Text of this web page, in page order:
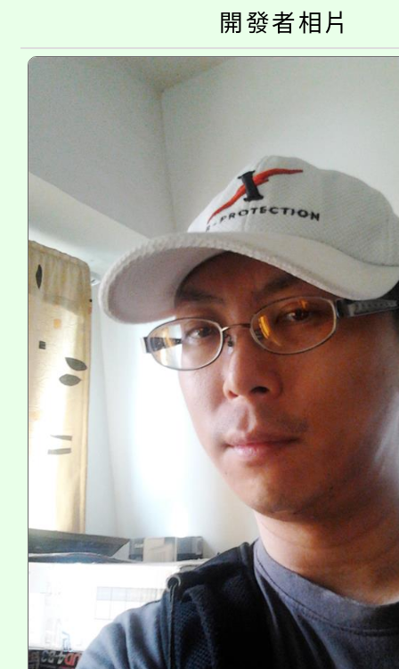
代理(課)教師甄選結果
轉知中國文化大學推廣
《TA101》溝通分析基
程，歡迎學生輔導中心
心理、諮商輔導、社會
系所師生報名參加。
轉知苗栗縣政府辦理
縣市「校園短影音徵
門員」簡章及活動海報
踴躍報名參加。
開發者相片